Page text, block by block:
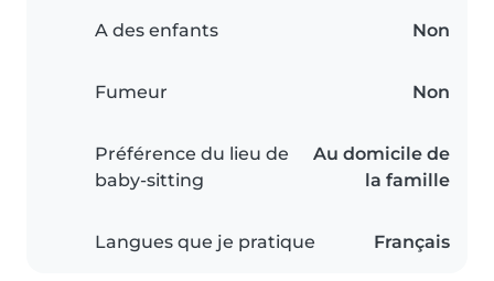
A des enfants Non
Fumeur Non
Préférence du lieu de
baby-sitting
Au domicile de
la famille
Langues que je pratique Français